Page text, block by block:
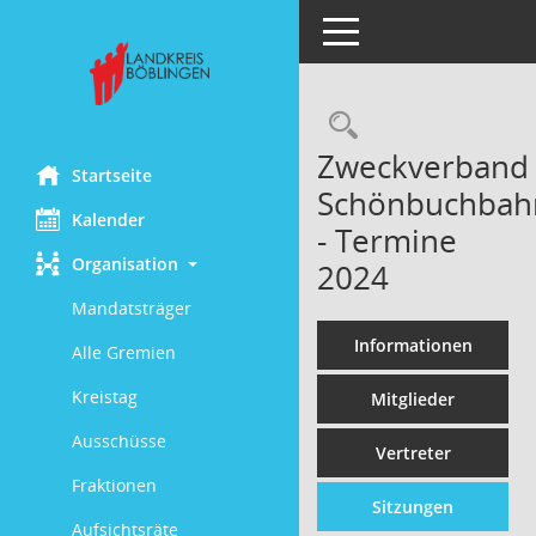
Startseite
Kalender
Organisation
Mandatsträger
Alle Gremien
Kreistag
Ausschüsse
Fraktionen
Aufsichtsräte
Toggle navigation
Zweckverband
- Termine
2024
Informationen
Mitglieder
Vertreter
Sitzungen